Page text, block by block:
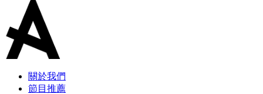
關於我們
節目推薦